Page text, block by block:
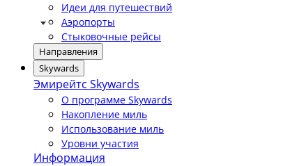
Идеи для путешествий
Аэропорты
Стыковочные рейсы
Направления
Skywards
Эмирейтс Skywards
О программе Skywards
Накопление миль
Использование миль
Уровни участия
Информация